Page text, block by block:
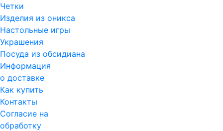
Четки
Изделия из оникса
Настольные игры
Украшения
Посуда из обсидиана
Информация
о доставке
Как купить
Контакты
Согласие на
обработку